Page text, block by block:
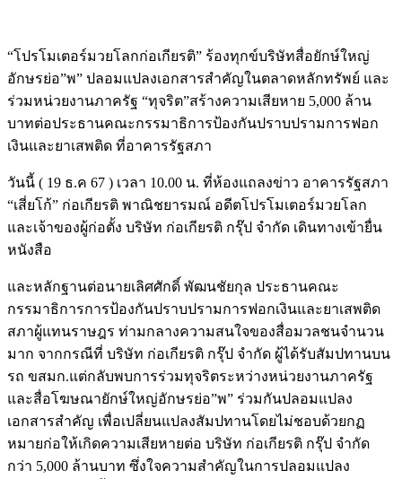
“โปรโมเตอร์มวยโลกก่อเกียรติ” ร้องทุกข์บริษัทสื่อยักษ์ใหญ่
อักษรย่อ”พ” ปลอมแปลงเอกสารสำคัญในตลาดหลักทรัพย์ และ
ร่วมหน่วยงานภาครัฐ “ทุจริต”สร้างความเสียหาย 5,000 ล้าน
บาทต่อประธานคณะกรรมาธิการป้องกันปราบปรามการฟอก
เงินและยาเสพติด ที่อาคารรัฐสภา
วันนี้ ( 19 ธ.ค 67 ) เวลา 10.00 น. ที่ห้องแถลงข่าว อาคารรัฐสภา
“เสี่ยโก้” ก่อเกียรติ พาณิชยารมณ์ อดีตโปรโมเตอร์มวยโลก
และเจ้าของผู้ก่อตั้ง บริษัท ก่อเกียรติ กรุ๊ป จำกัด เดินทางเข้ายื่น
หนังสือ
และหลักฐานต่อนายเลิศศักดิ์ พัฒนชัยกุล ประธานคณะ
กรรมาธิการการป้องกันปราบปรามการฟอกเงินและยาเสพติด
สภาผู้แทนราษฎร ท่ามกลางความสนใจของสื่อมวลชนจำนวน
มาก จากกรณีที่ บริษัท ก่อเกียรติ กรุ๊ป จำกัด ผู้ได้รับสัมปทานบน
รถ ขสมก.แต่กลับพบการร่วมทุจริตระหว่างหน่วยงานภาครัฐ
และสื่อโฆษณายักษ์ใหญ่อักษรย่อ”พ” ร่วมกันปลอมแปลง
เอกสารสำคัญ เพื่อเปลี่ยนแปลงสัมปทานโดยไม่ชอบด้วยกฏ
หมายก่อให้เกิดความเสียหายต่อ บริษัท ก่อเกียรติ กรุ๊ป จำกัด
กว่า 5,000 ล้านบาท ซึ่งใจความสำคัญในการปลอมแปลง